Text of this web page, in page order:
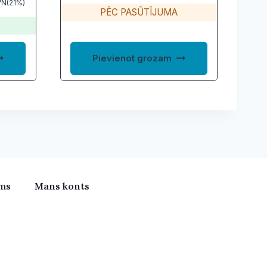
PĒC PASŪTĪJUMA
Pievienot grozam
Mans konts